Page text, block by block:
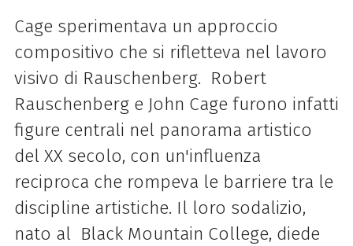
Cage sperimentava un approccio
compositivo che si rifletteva nel lavoro
visivo di Rauschenberg. Robert
Rauschenberg e John Cage furono infatti
figure centrali nel panorama artistico
del XX secolo, con un'influenza
reciproca che rompeva le barriere tra le
discipline artistiche. Il loro sodalizio,
nato al Black Mountain College, diede